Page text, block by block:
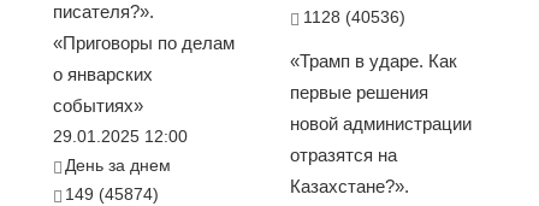
писателя?».
«Приговоры по делам
о январских
событиях»
29.01.2025 12:00
День за днем
149 (45874)
1128 (40536)
«Трамп в ударе. Как
первые решения
новой администрации
отразятся на
Казахстане?».